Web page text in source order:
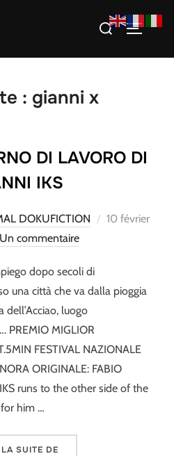
Rechercher :
: gianni x
DI LAVORO DI
IKS
DOKUFICTION
Publié
10 février
Un commentaire
dopo secoli di
una città che va dalla pioggia
dell’Acciao, luogo
PREMIO MIGLIOR
FESTIVAL NAZIONALE
ORIGINALE: FABIO
runs to the other side of the
him …
SUITE DE« IL PRIMO GIORNO DI